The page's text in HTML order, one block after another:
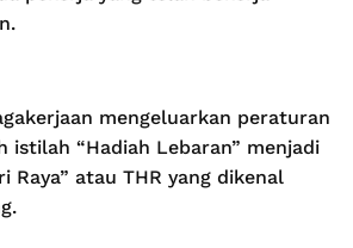
mengeluarkan peraturan
istilah “Hadiah Lebaran” menjadi
Raya” atau THR yang dikenal